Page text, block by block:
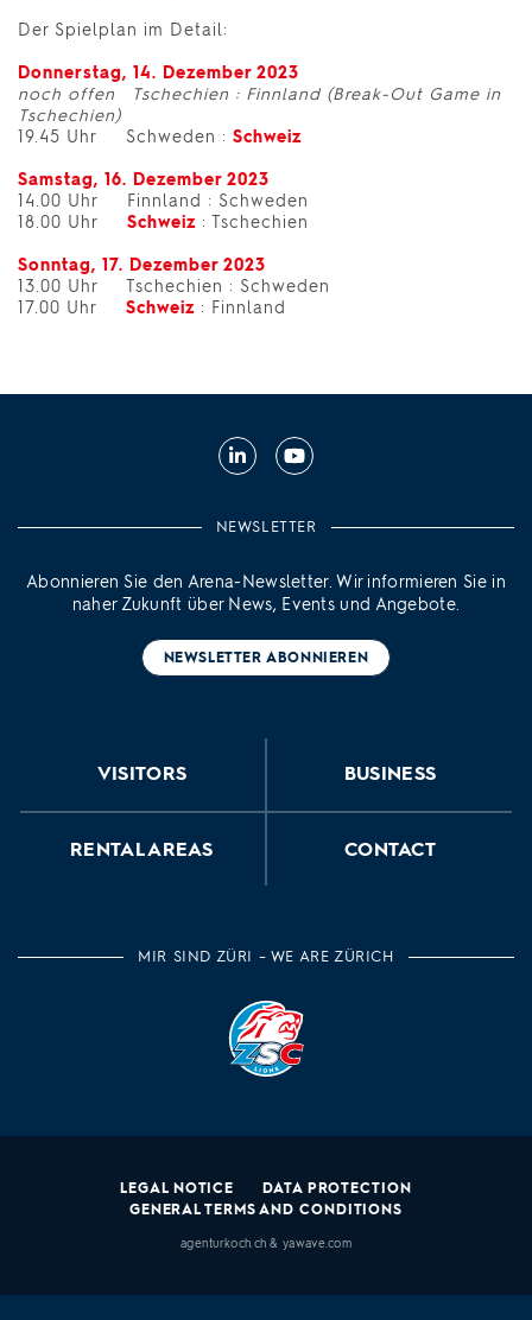
Der Spielplan im Detail:
Donnerstag, 14. Dezember 2023
noch offen Tschechien : Finnland (Break-Out Game in
Tschechien)
19.45 Uhr Schweden : Schweiz
Samstag, 16. Dezember 2023
14.00 Uhr Finnland : Schweden
18.00 Uhr Schweiz : Tschechien
Sonntag, 17. Dezember 2023
13.00 Uhr Tschechien : Schweden
17.00 Uhr Schweiz : Finnland
LinkedIn
NEWSLETTER
Abonnieren Sie den Arena-Newsletter. Wir informieren Sie in
naher Zukunft über News, Events und Angebote.
NEWSLETTER ABONNIEREN
VISITORS BUSINESS
RENTAL AREAS CONTACT
MIR SIND ZÜRI – WE ARE ZÜRICH
LEGAL NOTICE
DATA PROTECTION
GENERAL TERMS AND CONDITIONS
agenturkoch.ch &yawave.com